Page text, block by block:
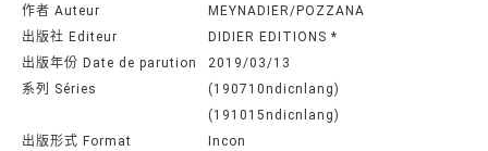
作者 Auteur
MEYNADIER/POZZANA
出版社 Editeur
DIDIER EDITIONS *
出版年份 Date de parution
2019/03/13
系列 Séries
(190710ndicnlang)
(191015ndicnlang)
出版形式 Format
Incon